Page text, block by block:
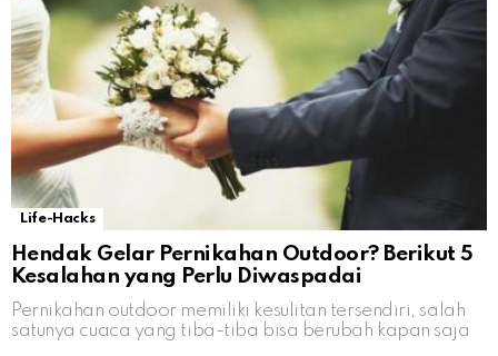
Life-Hacks
Hendak Gelar Pernikahan Outdoor? Berikut 5
Kesalahan yang Perlu Diwaspadai
Pernikahan outdoor memiliki kesulitan tersendiri, salah
satunya cuaca yang tiba-tiba bisa berubah kapan saja